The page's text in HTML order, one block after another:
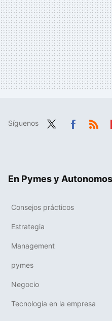
Síguenos
En Pymes y
Consejos prácticos
Estrategia
Management
pymes
Negocio
Tecnología en la empresa